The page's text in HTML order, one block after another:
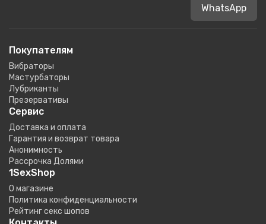
WhatsApp
Покупателям
Вибраторы
Мастурбаторы
Лубриканты
Презервативы
Сервис
Доставка и оплата
Гарантия и возврат товара
Анонимность
Рассрочка Долями
1SexShop
О магазине
Политика конфиденциальности
Рейтинг секс шопов